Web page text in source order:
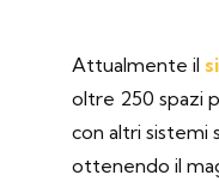
Attualmente il
oltre 250 spazi
con altri sistemi
ottenendo il